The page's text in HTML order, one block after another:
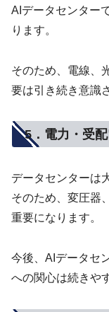
AIデータセンター
ります。
そのため、電線、
要は引き続き意識
5．電力・受
データセンターは
そのため、変圧器
重要になります。
今後、AIデータセ
への関心は続きや